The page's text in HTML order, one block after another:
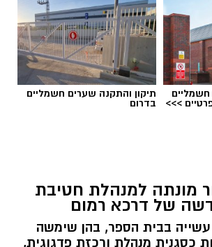
גדרה התבקשו באמצעות דואר
את מבקר המועצה, נגדו
הדין למשמעת של עובדי
חשמליים
>>>
תיקון והתקנה שערים חשמליים
בדרום
מונתה למנהלת חטיבת
של דרכא רמום
שנות עשייה בבית הספר, בהן שימשה
כסגנית מנהלת ורכזת פדגוגית,